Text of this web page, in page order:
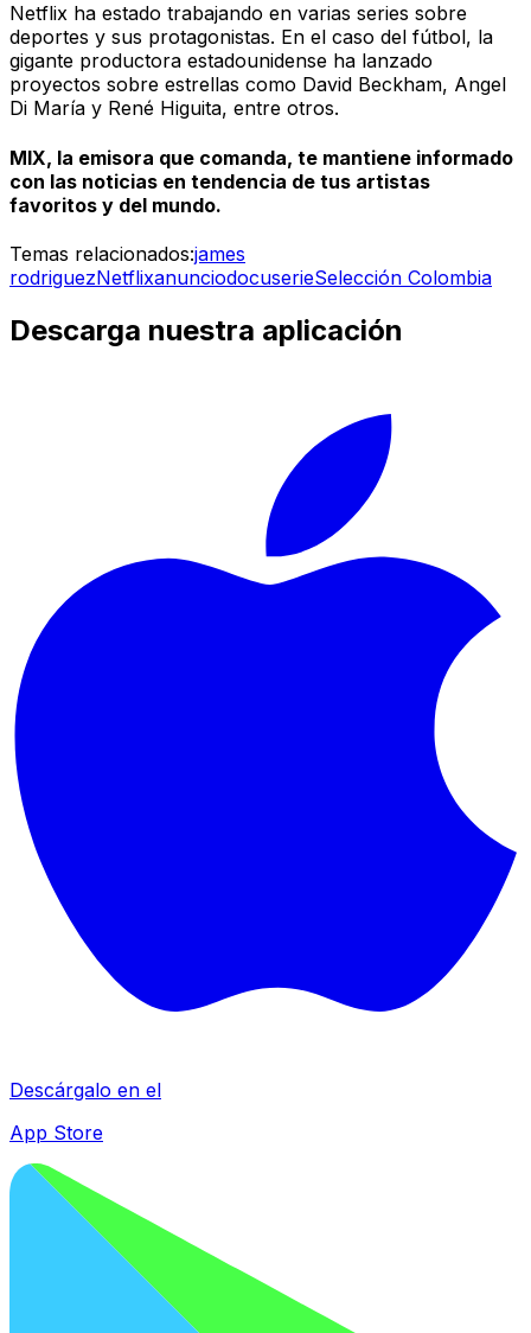
Netflix ha estado trabajando en varias series sobre
deportes y sus protagonistas. En el caso del fútbol, la
gigante productora estadounidense ha lanzado
proyectos sobre estrellas como David Beckham, Angel
Di María y René Higuita, entre otros.
MIX, la emisora que comanda, te mantiene informado
con las noticias en tendencia de tus artistas
favoritos y del mundo.
Temas relacionados:james
rodriguezNetflixanunciodocuserieSelección Colombia
Descarga nuestra aplicación
Descárgalo en el
App Store